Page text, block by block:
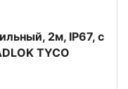
2м, IP67, с
TYCO